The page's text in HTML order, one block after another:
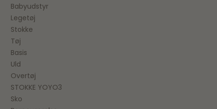
Babyudstyr
Legetøj
Stokke
Tøj
Basis
Uld
Overtøj
STOKKE YOYO3
Sko